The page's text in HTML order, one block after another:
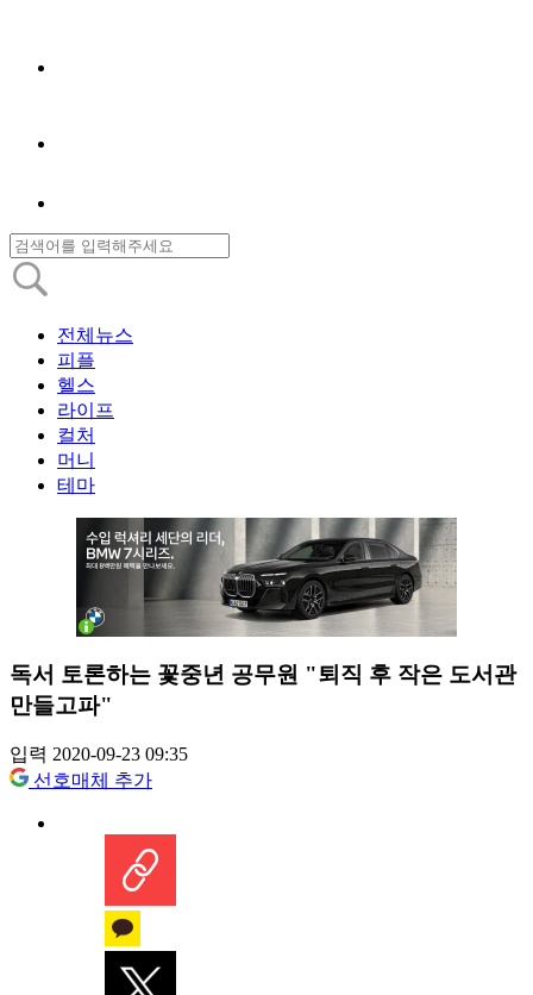
전체뉴스
피플
헬스
라이프
컬처
머니
테마
독서 토론하는 꽃중년 공무원 "퇴직 후 작은 도서관
만들고파"
입력 2020-09-23 09:35
선호매체 추가